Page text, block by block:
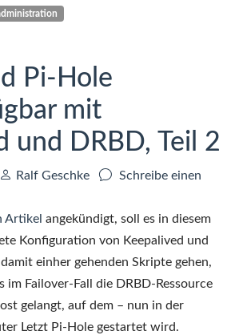
Pi-Hole
mit
und DRBD, Teil 2
Autor:
Ralf Geschke
Schreibe einen
Artikel angekündigt, soll es in diesem
Konfiguration von Keepalived und
einher gehenden Skripte gehen,
im Failover-Fall die DRBD-Ressource
gelangt, auf dem – nun in der
Letzt Pi-Hole gestartet wird.